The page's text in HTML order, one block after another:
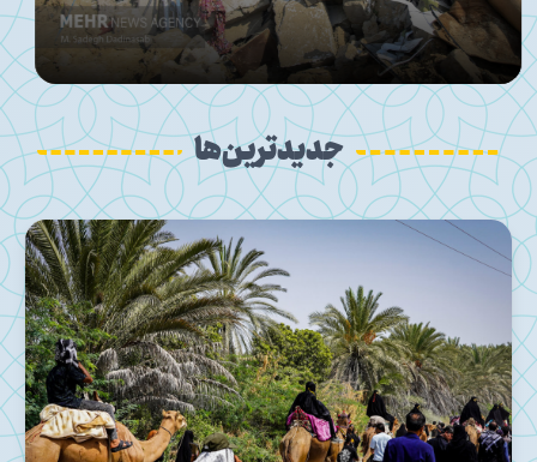
جدیدترین‌ها